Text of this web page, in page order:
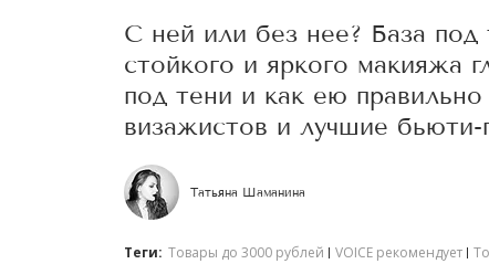
С ней или без нее? База
стойкого и яркого макияжа
под тени и как ею
визажистов и лучшие бьюти-
Татьяна Шаманина
Теги: Товары до 3000 рублей VOICE рекомендует